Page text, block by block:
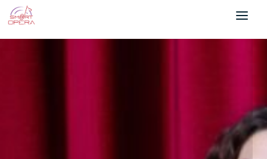
Salta al contenuto